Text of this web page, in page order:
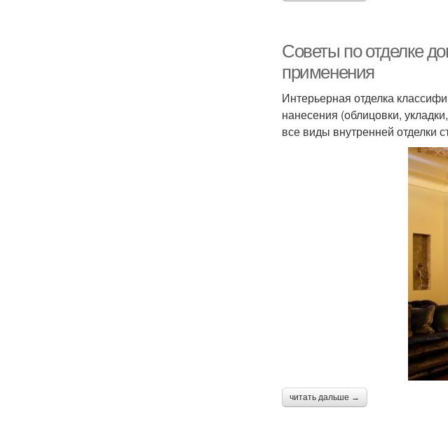
Советы по отделке
применения
Интерьерная отделка
нанесения (облицовки,
все виды внутренней отделки
читать дальше →